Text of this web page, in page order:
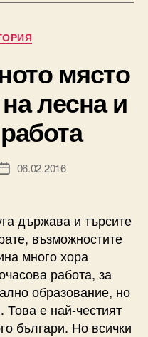
място
лесна и
Post06.02.2016
държава и търсите
възможностите
много хора
работа, за
образование, но
Това е най-честият
българи. Но всички